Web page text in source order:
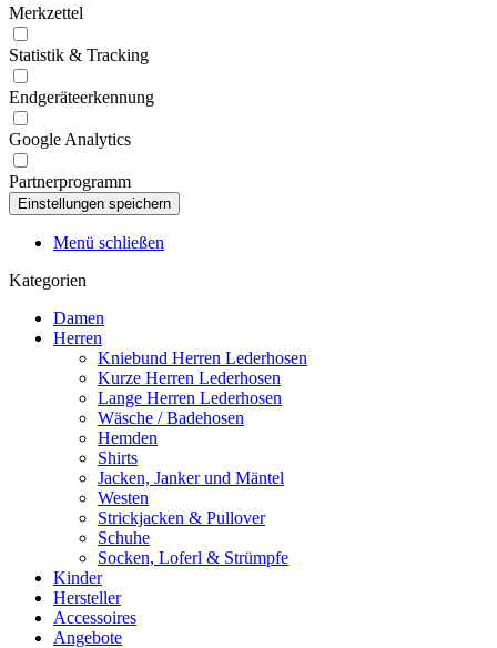
Merkzettel
Statistik & Tracking
Endgeräteerkennung
Google Analytics
Partnerprogramm
Menü schließen
Kategorien
Damen
Herren
Kniebund Herren Lederhosen
Kurze Herren Lederhosen
Lange Herren Lederhosen
Wäsche / Badehosen
Hemden
Shirts
Jacken, Janker und Mäntel
Westen
Strickjacken & Pullover
Schuhe
Socken, Loferl & Strümpfe
Kinder
Hersteller
Accessoires
Angebote